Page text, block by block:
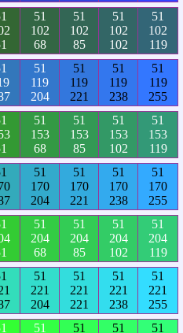
51
102
68
51
102
85
51
102
102
51
102
119
51
119
204
51
119
221
51
119
238
51
119
255
51
153
68
51
153
85
51
153
102
51
153
119
51
170
204
51
170
221
51
170
238
51
170
255
51
204
68
51
204
85
51
204
102
51
204
119
51
221
204
51
221
221
51
221
238
51
221
255
51
51
51
51